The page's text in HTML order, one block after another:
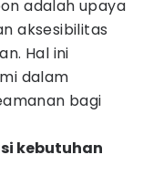
adalah upaya
aksesibilitas
Hal ini
dalam
bagi
kebutuhan